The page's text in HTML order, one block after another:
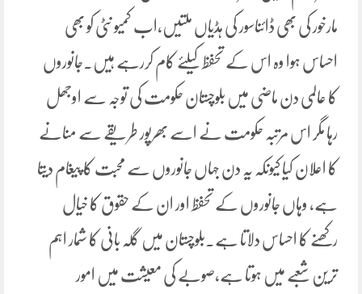
مارخور کی بھی ڈائناسور کی ہڈیاں ملتیں،اب کمیو نٹی کو بھی
احساس ہوا وہ اس کے تحفظ کیلئے کام کررہے ہیں۔جانوروں
کا عالمی دن ماضی میں بلوچستان حکومت کی توجہ سے اوجھل
رہا مگر اس مرتبہ حکومت نے اسے بھرپور طریقے سے منانے
کا اعلان کیا کیونکہ یہ دن جہاں جانوروں سے محبت کا پیغام دیتا
ہے، وہاں جانوروں کے تحفظ اور ان کے حقوق کا خیال
رکھنے کا احساس دلاتا ہے۔بلوچستان میں گلہ بانی کا شمار اہم
ترین شعبے میں ہوتا ہے،صوبے کی معیشت میں امور